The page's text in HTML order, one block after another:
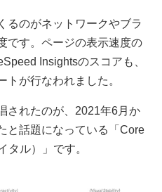
のがネットワークやブラ
です。ページの表示速度の
Insightsのスコアも、
トが行なわれました。
されたのが、2021年6月か
と話題になっている「Core
タル）」です。